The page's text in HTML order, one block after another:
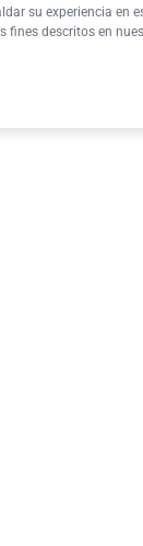
su experiencia en
fines descritos en